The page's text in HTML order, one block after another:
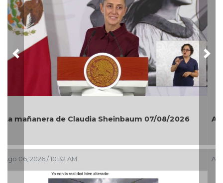
A ver si esta vez no rompo nada... 😝🤪🤣
Ago 05, 2026 / 8:13 AM
Previous